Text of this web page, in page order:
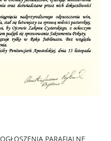
OGŁOSZENIA PARAFIALNE